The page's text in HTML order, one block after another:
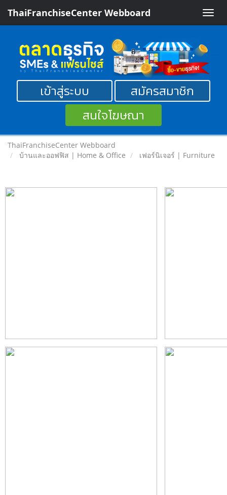
Toggle
ThaiFranchiseCenter Webboard
เข้าสู่ระบบ
สมัครสมาชิก
สนใจโฆษณา
ThaiFranchiseCenter Webboard
บ้านและออฟฟิส | Home & Office
เฟอร์นิเจอร์ | Furniture